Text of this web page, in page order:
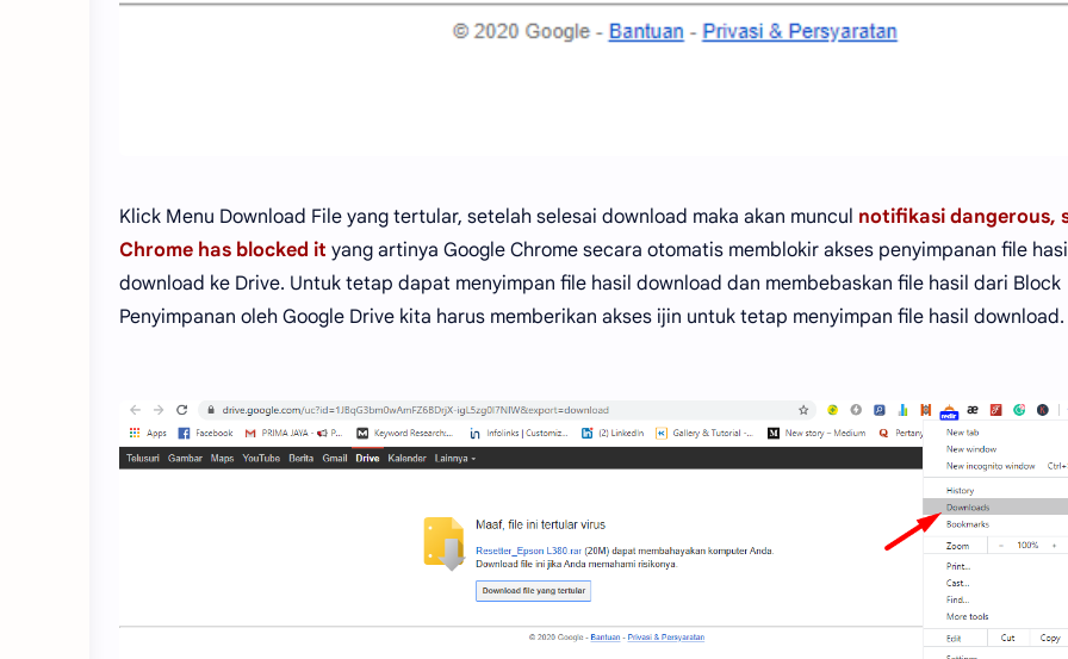
Klick Menu Download File yang tertular, setelah selesai download maka akan muncul notifikasi dangerous,
Chrome has blocked it yang artinya Google Chrome secara otomatis memblokir akses penyimpanan file
download ke Drive. Untuk tetap dapat menyimpan file hasil download dan membebaskan file hasil dari Block
Penyimpanan oleh Google Drive kita harus memberikan akses ijin untuk tetap menyimpan file hasil download.